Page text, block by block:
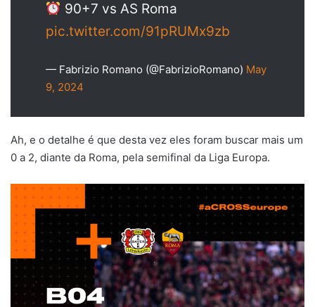
90+7 vs AS Roma
pic.twitter.com/91pRUMx9zb
— Fabrizio Romano (@FabrizioRomano) May
9, 2024
Ah, e o detalhe é que desta vez eles foram buscar mais um
0 a 2, diante da Roma, pela semifinal da Liga Europa.